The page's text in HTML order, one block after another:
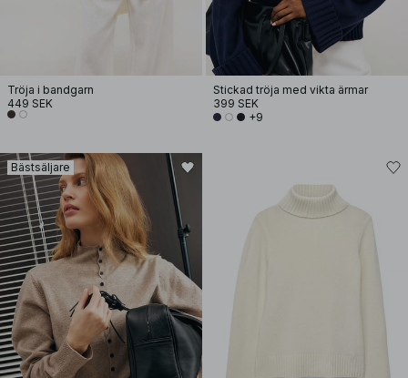
Tröja i bandgarn
449 SEK
Stickad tröja med vikta ärmar
399 SEK
+9
Bästsäljare